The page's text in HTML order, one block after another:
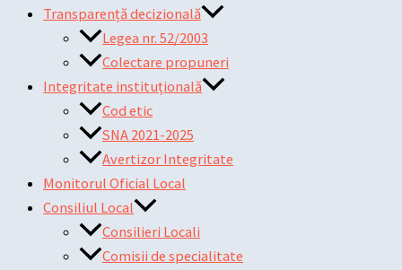
Transparență decizională
Legea nr. 52/2003
Colectare propuneri
Integritate instituțională
Cod etic
SNA 2021-2025
Avertizor Integritate
Monitorul Oficial Local
Consiliul Local
Consilieri Locali
Comisii de specialitate